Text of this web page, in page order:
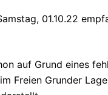
01.10.22
auf Grund eines
Freien Grunder